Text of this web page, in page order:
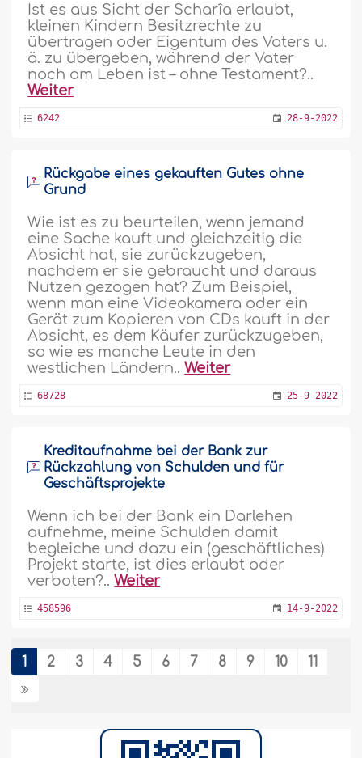
Ist es aus Sicht der Scharîa erlaubt,
kleinen Kindern Besitzrechte zu
übertragen oder Eigentum des Vaters u.
ä. zu übergeben, während der Vater
noch am Leben ist – ohne Testament?..
Weiter
6242 28-9-2022
Rückgabe eines gekauften Gutes ohne
Grund
Wie ist es zu beurteilen, wenn jemand
eine Sache kauft und gleichzeitig die
Absicht hat, sie zurückzugeben,
nachdem er sie gebraucht und daraus
Nutzen gezogen hat? Zum Beispiel,
wenn man eine Videokamera oder ein
Gerät zum Kopieren von CDs kauft in der
Absicht, es dem Käufer zurückzugeben,
so wie es manche Leute in den
westlichen Ländern..Weiter
68728 25-9-2022
Kreditaufnahme bei der Bank zur
Rückzahlung von Schulden und für
Geschäftsprojekte
Wenn ich bei der Bank ein Darlehen
aufnehme, meine Schulden damit
begleiche und dazu ein (geschäftliches)
Projekt starte, ist dies erlaubt oder
verboten?..Weiter
458596 14-9-2022
Einschränkungen beim Verkauf, das
Wir sind vier Söhne und haben das
Familienhaus von unserer Mutter geerbt.
1 2 3 4 5 6 7 8 9 10 11